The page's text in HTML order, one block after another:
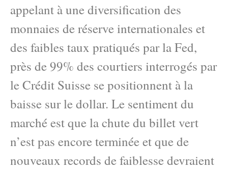
appelant à une diversification des
monnaies de réserve internationales et
des faibles taux pratiqués par la Fed,
près de 99% des courtiers interrogés par
le Crédit Suisse se positionnent à la
baisse sur le dollar. Le sentiment du
marché est que la chute du billet vert
n’est pas encore terminée et que de
nouveaux records de faiblesse devraient